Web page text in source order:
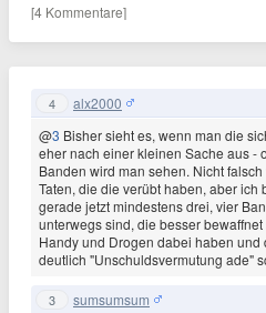
[4 Kommentare]
4 alx2000
@3 Bisher sieht es, wenn man die
eher nach einer kleinen Sache aus -
Banden wird man sehen. Nicht
Taten, die die verübt haben, aber ich
gerade jetzt mindestens drei, vier
unterwegs sind, die besser
Handy und Drogen dabei haben und
deutlich "Unschuldsvermutung ade"
3 sumsumsum